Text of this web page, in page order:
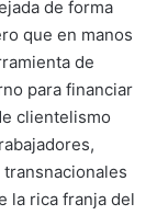
de forma
que en manos
de
para financiar
clientelismo
la rica franja del